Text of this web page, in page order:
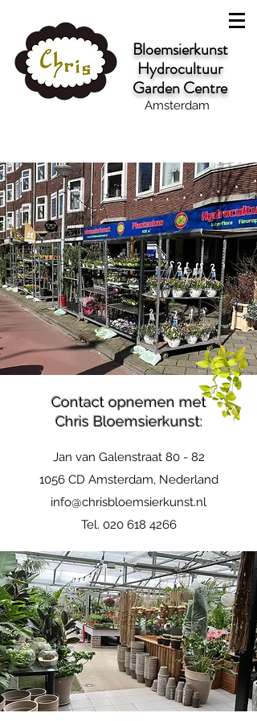
Bloemsierkunst
Hydrocultuur
Garden Centre
Amsterdam
Contact opnemen met
Chris Bloemsierkunst:
Jan van Galenstraat 80 - 82
1056 CD Amsterdam, Nederland
info@chrisbloemsierkunst.nl
Tel. 020 618 4266